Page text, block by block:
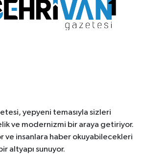
yepyeni temasıyla sizleri
ve modernizmi bir araya getiriyor.
ve insanlara haber okuyabilecekleri
altyapı sunuyor.